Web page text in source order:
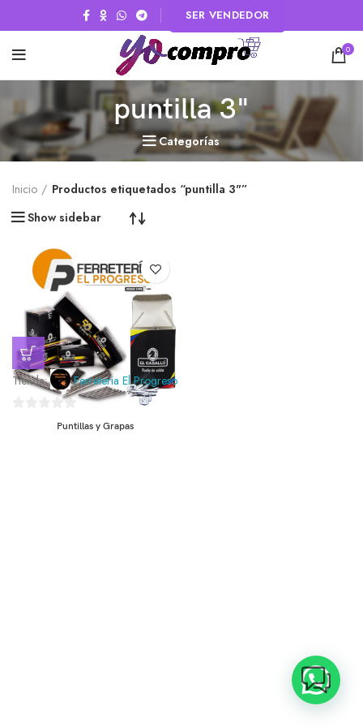
SER VENDEDOR
0
puntilla 3"
Categorías
Inicio
Productos etiquetados “puntilla 3"”
Show sidebar
Tienda: Ferreteria El Progreso
Puntillas y Grapas